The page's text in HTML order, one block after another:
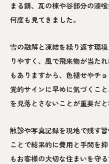
まる錆、瓦の棟や谷部分の漆
何度も見てきました。
雪の融解と凍結を繰り返す環
りやすく、風で飛来物が当た
もありますから、色褪せやチ
覚的サインに早めに気づくこ
を見落とさないことが重要だ
触診や写真記録を現地で残す
ことで結果的に費用と手間を
もお客様の大切な住まいを守